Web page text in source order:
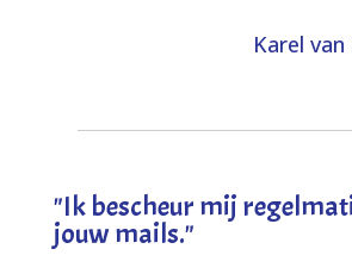
Karel
"Ik bescheur mij
jouw mails."